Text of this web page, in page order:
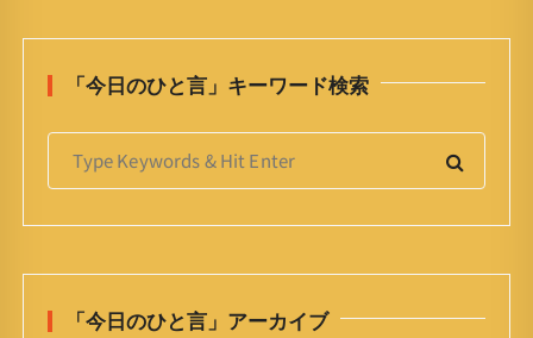
「今日のひと言」キーワード検索
S
r
「今日のひと言」アーカイブ